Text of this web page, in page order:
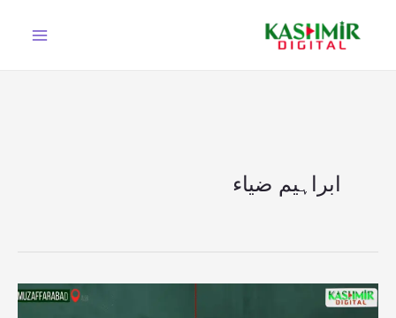
ابراہیم ضیاء
آزادکشمیر